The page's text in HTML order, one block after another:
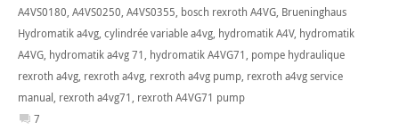
A4VS0180, A4VS0250, A4VS0355, bosch rexroth A4VG, Brueninghaus
Hydromatik a4vg, cylindrée variable a4vg, hydromatik A4V, hydromatik
A4VG, hydromatik a4vg 71, hydromatik A4VG71, pompe hydraulique
rexroth a4vg, rexroth a4vg, rexroth a4vg pump, rexroth a4vg service
manual, rexroth a4vg71, rexroth A4VG71 pump
7